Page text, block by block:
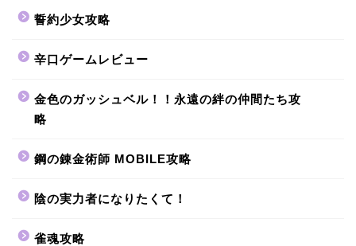
誓約少女攻略
辛口ゲームレビュー
金色のガッシュベル！！永遠の絆の仲間たち攻
略
鋼の錬金術師 MOBILE攻略
陰の実力者になりたくて！
雀魂攻略